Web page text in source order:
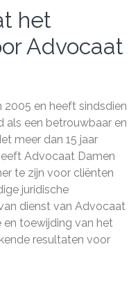
het
Advocaat
en heeft sindsdien
als een betrouwbaar en
meer dan 15 jaar
Advocaat Damen
te zijn voor cliënten
juridische
dienst van Advocaat
en toewijding van het
resultaten voor